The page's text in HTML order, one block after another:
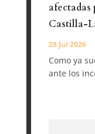
afectadas
Castilla-
28 Jul 2026
Como ya
ante los